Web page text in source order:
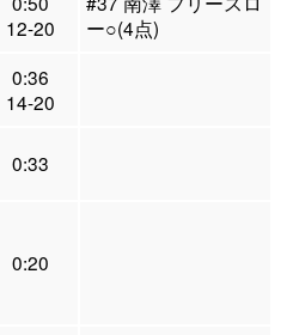
12-20
ー○(4点)
0:36
14-20
0:33
0:20